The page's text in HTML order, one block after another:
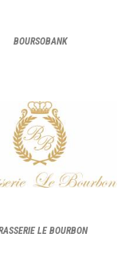
BOURSOBANK
LE BOURBON